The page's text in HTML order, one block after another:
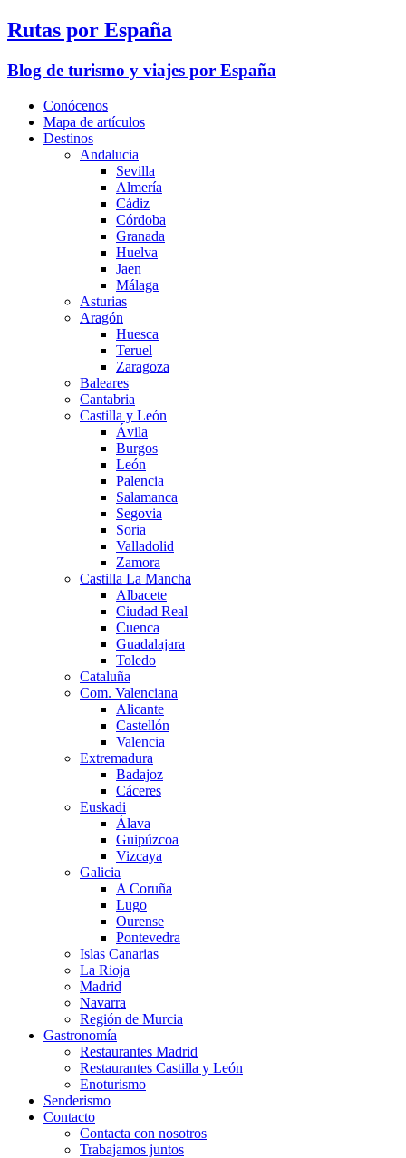
Rutas por España
Blog de turismo y viajes por España
Conócenos
Mapa de artículos
Destinos
Andalucia
Sevilla
Almería
Cádiz
Córdoba
Granada
Huelva
Jaen
Málaga
Asturias
Aragón
Huesca
Teruel
Zaragoza
Baleares
Cantabria
Castilla y León
Ávila
Burgos
León
Palencia
Salamanca
Segovia
Soria
Valladolid
Zamora
Castilla La Mancha
Albacete
Ciudad Real
Cuenca
Guadalajara
Toledo
Cataluña
Com. Valenciana
Alicante
Castellón
Valencia
Extremadura
Badajoz
Cáceres
Euskadi
Álava
Guipúzcoa
Vizcaya
Galicia
A Coruña
Lugo
Ourense
Pontevedra
Islas Canarias
La Rioja
Madrid
Navarra
Región de Murcia
Gastronomía
Restaurantes Madrid
Restaurantes Castilla y León
Enoturismo
Senderismo
Contacto
Contacta con nosotros
Trabajamos juntos